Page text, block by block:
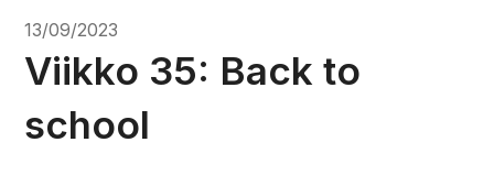
13/09/2023
Viikko 35: Back to
school